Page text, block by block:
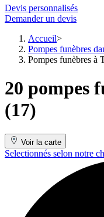
Devis personnalisés
Demander un devis
Accueil
Pompes funèbres
Pompes funèbres à
20 pompes
(17)
Voir la carte
Selectionnés selon notre